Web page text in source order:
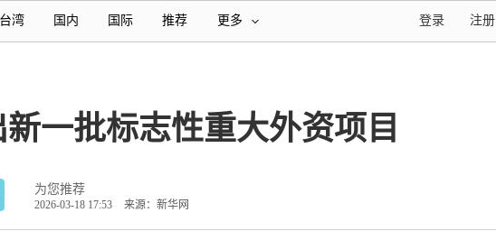
台湾 国内 国际 推荐 更多 注册
登录
一批标志性重大外资项目
为您推荐
2026-03-18 17:53 来源：新华网